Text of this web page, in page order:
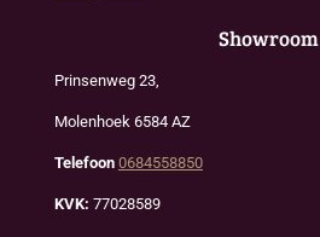
Showroom
Prinsenweg 23,
Molenhoek 6584 AZ
Telefoon 0684558850
KVK: 77028589